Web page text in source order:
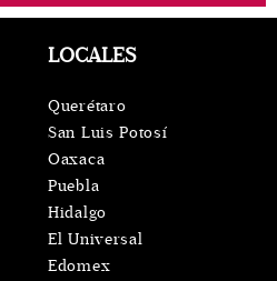
LOCALES
Querétaro
San Luis Potosí
Oaxaca
Puebla
Hidalgo
El Universal
Edomex